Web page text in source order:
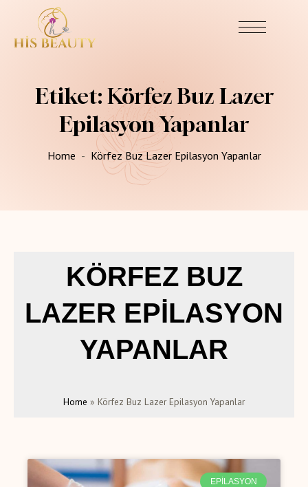
Etiket: Körfez Buz Lazer
Epilasyon Yapanlar
Home Körfez Buz Lazer Epilasyon Yapanlar
KÖRFEZ BUZ
LAZER EPILASYON
YAPANLAR
Home » Körfez Buz Lazer Epilasyon Yapanlar
EPILASYON